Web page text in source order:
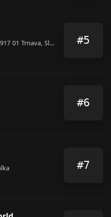
Vajanského 7958/38, 917 01 Trnava, Slovakia #5
#6
#7